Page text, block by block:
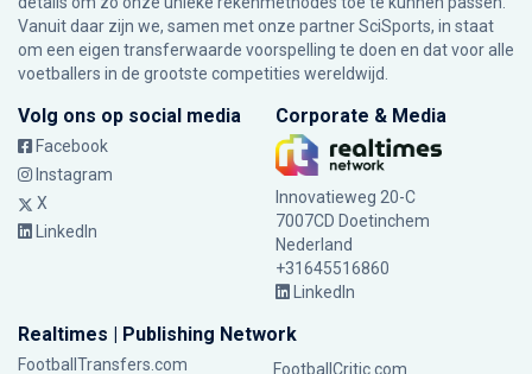
Vanuit daar zijn we, samen met onze partner SciSports, in staat
om een eigen transferwaarde voorspelling te doen en dat voor alle
voetballers in de grootste competities wereldwijd.
Volg ons op social media
Facebook
Instagram
X
LinkedIn
Corporate & Media
Innovatieweg 20-C
7007CD Doetinchem
Nederland
+31645516860
LinkedIn
Realtimes | Publishing Network
FootballTransfers.com FootballCritic.com